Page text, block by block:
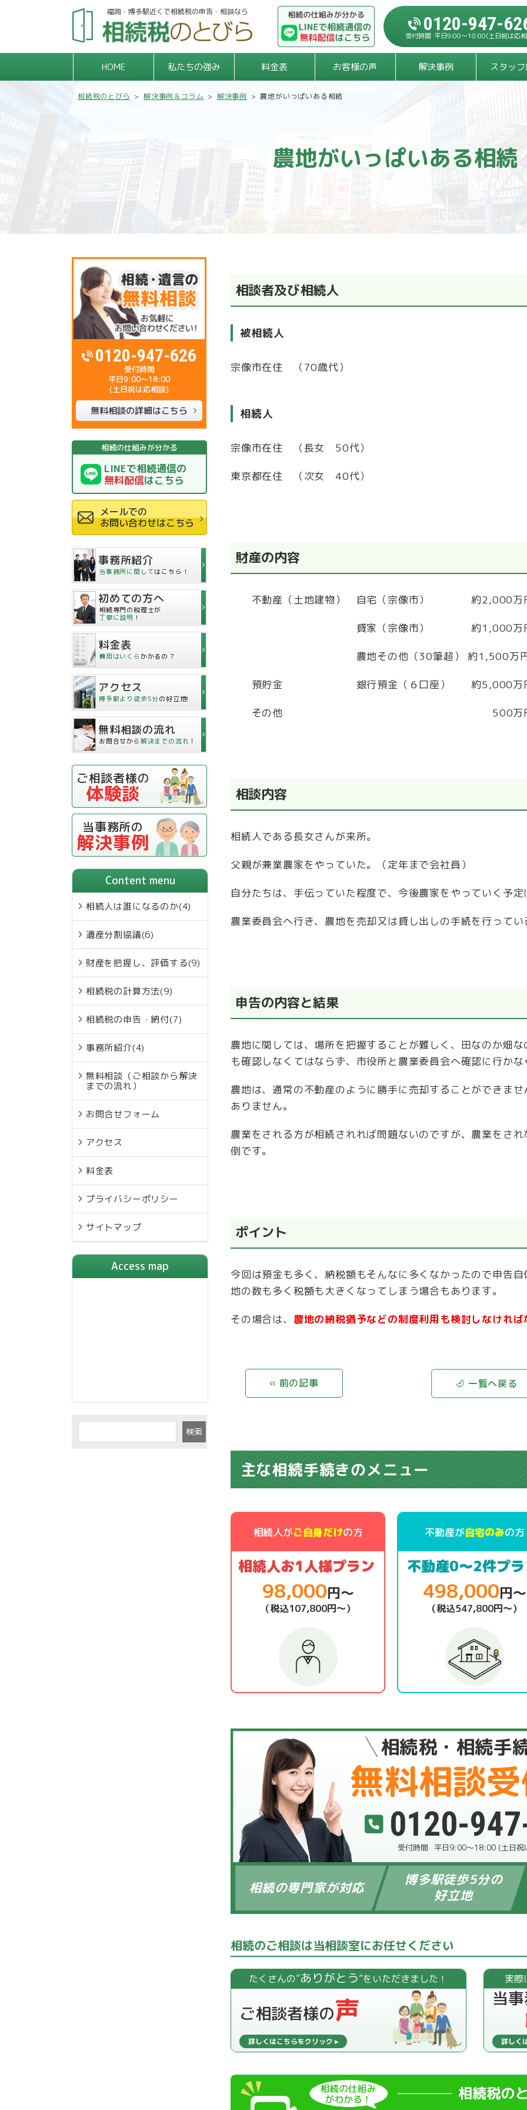
福岡・博多駅近くで相続税の申告・相談なら
0120-947-
平日9:00～18:00(土日祝は応
HOME 私たちの強み 料金表 お客様の声 解決事例 スタッ
相続税のとびら >解決事例＆コラム > 解決事例 >農地がいっぱいある相続
農地がいっぱいある相続
相談者及び相続人
被相続人
宗像市在住 （70歳代）
相続人
宗像市在住 （長女 50代）
東京都在住 （次女40代）
財産の内容
不動産（土地建物） 自宅（宗像市） 約2,000万
貸家（宗像市） 約1,000万
農地その他（30筆超） 約1,500万
預貯金 銀行預金（６口座） 約5,000万
その他 500万
相談内容
相続人である長女さんが来所。
父親が兼業農家をやっていた。（定年まで会社員）
自分たちは、手伝っていた程度で、今後農家をやっていく予定
農業委員会へ行き、農地を売却又は貸し出しの手続を行ってい
申告の内容と結果
農地に関しては、場所を把握することが難しく、田なのか畑
も確認しなくてはならず、市役所と農業委員会へ確認に行かな
農地は、通常の不動産のように勝手に売却することができま
ありません。
農業をされる方が相続されれば問題ないのですが、農業をさ
倒です。
ポイント
今回は預金も多く、納税額もそんなに多くなかったので申告
地の数も多く税額も大きくなってしまう場合もあります。
その場合は、 農地の納税猶予などの制度利用も検討しなければ
« 前の記事 ⏎ 一覧へ戻る
主な相続手続きのメニュー
相続人がご自身だけの方
相続人お1人様プラン
98,000円～
（税込107,800円～）
不動産が自宅のみの方
不動産0～2件プ
498,000円～
（税込547,800円～）
相続税・相続手
無料相談
0120-
平日9:00～18:00 (土日祝
相続の専門家が対応
博多駅徒歩5分の
好立地
相続のご相談は当相談室にお任せください
ご相談者様の声
たくさんの”ありがとう”をいただきました！
当
実際
0120-947-626
平日9:00～18:00
(土日祝は応相談)
無料相談の詳細はこちら
LINEで相続通信の
無料配信はこちら
相続の仕組みが分かる
メールでの
お問い合わせはこちら
事務所紹介
当事務所に関してはこちら！
初めての方へ
相続専門の税理士が
丁寧に説明 ！
料金表
費用はいくらかかるの？
アクセス
博多駅より徒歩5分の好立地!
無料相談の流れ
お問合せから解決までの流れ ！
ご相談者様の
体験談
当事務所の
解決事例
Content menu
相続人は誰になるのか(4)
遺産分割協議(6)
財産を把握し、評価する(9)
相続税の計算方法(9)
相続税の申告・納付(7)
事務所紹介(4)
無料相談（ご相談から解決
までの流れ）
お問合せフォーム
アクセス
料金表
プライバシーポリシー
サイトマップ
Access map
検索